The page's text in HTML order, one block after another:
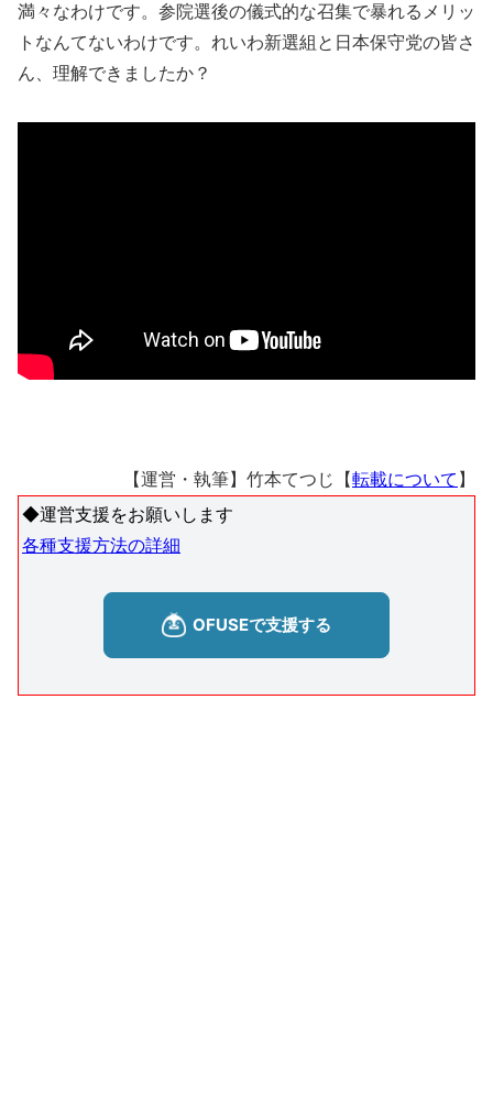
満々なわけです。参院選後の儀式的な召集で暴れるメリッ
トなんてないわけです。れいわ新選組と日本保守党の皆さ
ん、理解できましたか？
【運営・執筆】竹本てつじ【転載について 】
◆運営支援をお願いします
各種支援方法の詳細